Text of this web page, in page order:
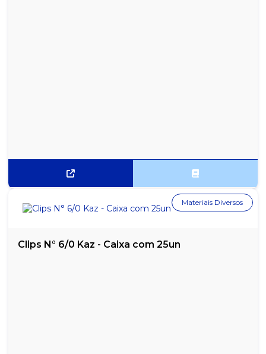
Clips N° 6/0 Kaz - Caixa com 25un
Materiais Diversos